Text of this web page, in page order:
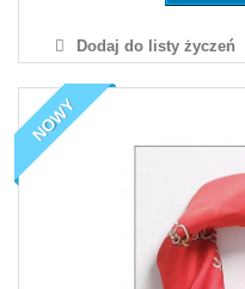
Dodaj do listy życzeń
NOWY